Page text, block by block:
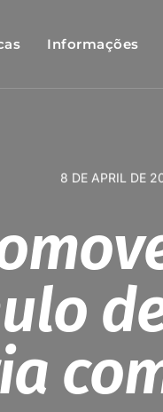
Informações
8 DE APRIL DE